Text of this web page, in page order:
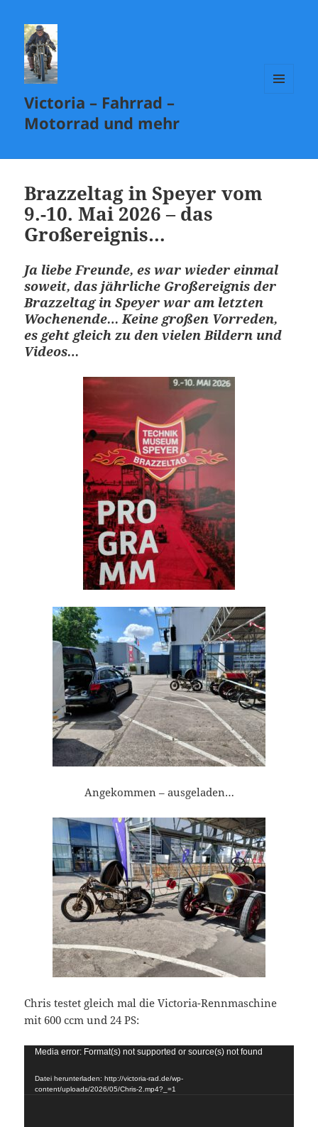
Victoria – Fahrrad –
Motorrad und mehr
Brazzeltag in Speyer vom
9.-10. Mai 2026 – das
Großereignis…
Ja liebe Freunde, es war wieder einmal
soweit, das jährliche Großereignis der
Brazzeltag in Speyer war am letzten
Wochenende… Keine großen Vorreden,
es geht gleich zu den vielen Bildern und
Videos…
Angekommen – ausgeladen…
Chris testet gleich mal die Victoria-Rennmaschine
mit 600 ccm und 24 PS:
Video-
Media error: Format(s) not supported or source(s) not found
Datei herunterladen: http://victoria-rad.de/wp-
content/uploads/2026/05/Chris-2.mp4?_=1